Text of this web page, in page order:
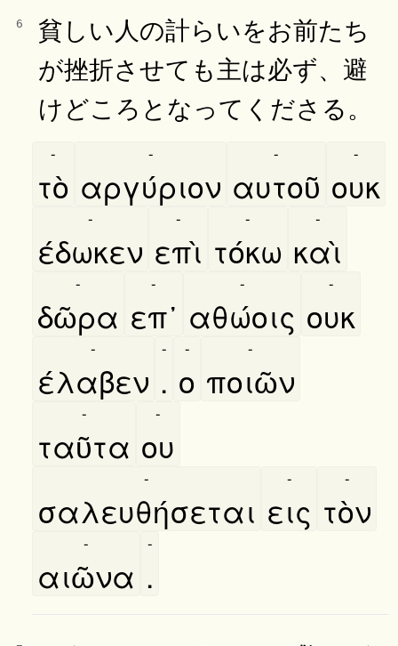
6
貧しい人の計らいをお前たち
が挫折させても主は必ず、避
けどころとなってくださる。
τὸ
-
αργύριον
-
αυτοῦ
-
ουκ
-
έδωκεν
-
επὶ
-
τόκω
-
καὶ
-
δῶρα
-
επ᾿
-
αθώοις
-
ουκ
-
έλαβεν
-
.
-
ο
-
ποιῶν
-
ταῦτα
-
ου
-
σαλευθήσεται
-
εις
-
τὸν
-
αιῶνα
-
.
-